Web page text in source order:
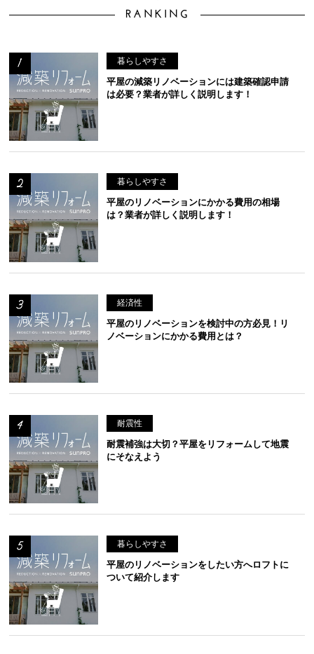
RANKING
暮らしやすさ
平屋の減築リノベーションには建築確認申請
は必要？業者が詳しく説明します！
暮らしやすさ
平屋のリノベーションにかかる費用の相場
は？業者が詳しく説明します！
経済性
平屋のリノベーションを検討中の方必見！リ
ノベーションにかかる費用とは？
耐震性
耐震補強は大切？平屋をリフォームして地震
にそなえよう
暮らしやすさ
平屋のリノベーションをしたい方へロフトに
ついて紹介します